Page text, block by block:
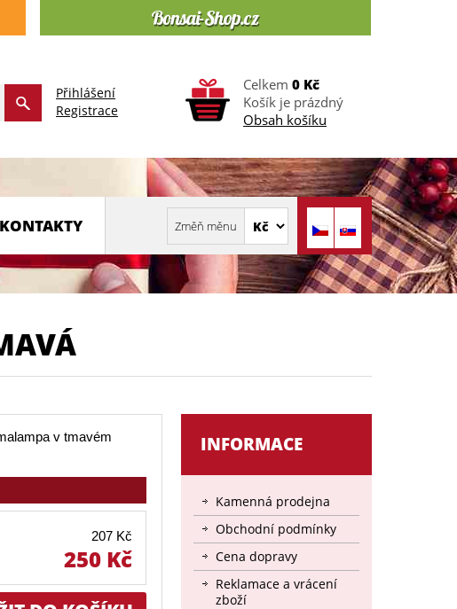
Přihlášení
Registrace
Celkem 0 Kč
Košík je prázdný
Obsah košíku
KONTAKTY
v tmavém
207 Kč
250 Kč
INFORMACE
Kamenná prodejna
Obchodní podmínky
Cena dopravy
Reklamace a vrácení
zboží